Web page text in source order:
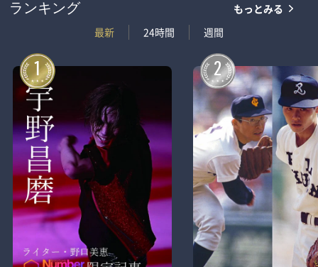
ランキング
最新
24時間 週間
もっとみる
1 2